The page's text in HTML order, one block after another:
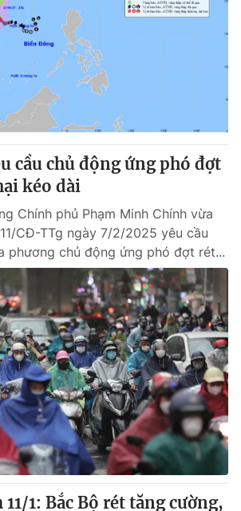
cầu chủ động ứng phó đợt
kéo dài
Chính phủ Phạm Minh Chính vừa
CĐ-TTg ngày 7/2/2025 yêu cầu
phương chủ động ứng phó đợt rét...
1: Bắc Bộ rét tăng cường,